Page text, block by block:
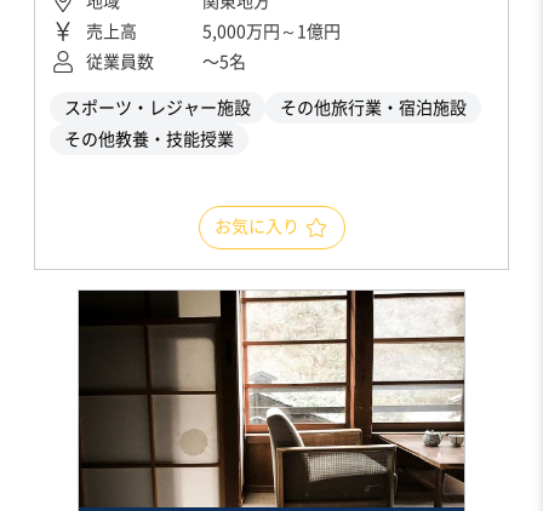
売上高
5,000万円～1億円
従業員数
〜5名
スポーツ・レジャー施設
その他旅行業・宿泊施設
その他教養・技能授業
お気に入り